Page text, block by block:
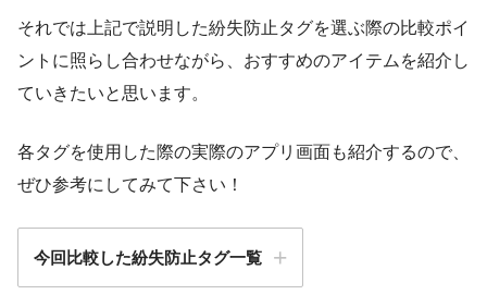
それでは上記で説明した紛失防止タグを選ぶ際の比較ポイ
ントに照らし合わせながら、おすすめのアイテムを紹介し
ていきたいと思います。
各タグを使用した際の実際のアプリ画面も紹介するので、
ぜひ参考にしてみて下さい！
今回比較した紛失防止タグ一覧